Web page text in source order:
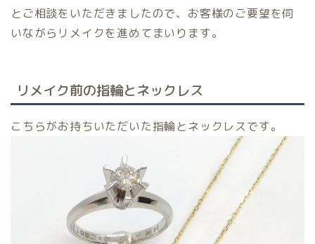
とご相談をいただきましたので、お客様のご要望を伺
いながらリメイクを進めてまいります。
リメイク前の指輪とネックレス
こちらがお持ちいただいた指輪とネックレスです。